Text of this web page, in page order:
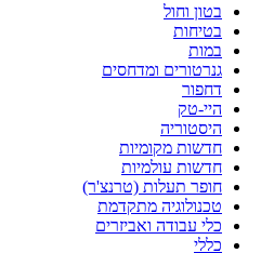
בטון וחול
בטיחות
במות
גנרטורים ומדחסים
דחפור
היי-טק
היסטוריה
חדשות מקומיות
חדשות עולמיות
חופר תעלות (טרנצ'ר)
טכנולוגיה מתקדמת
כלי עבודה ואביזרים
כללי